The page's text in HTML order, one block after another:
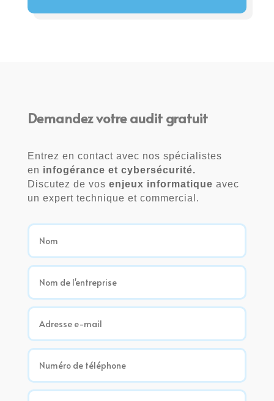
Demandez votre audit gratuit
Entrez en contact avec nos spécialistes
en infogérance et cybersécurité.
Discutez de vos enjeux informatique avec
un expert technique et commercial.